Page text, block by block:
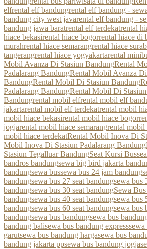
elfrental elf bandungrental elf bandung -
bandung city west javarental elf bandung -
bandung jawa baratrental elf terdekatrental
hiace bekasirental hiace bogorrental hiace di
murahrental hiace semarangrental hiace
tangerangrental hiace yogyakartarental
Mobil Avanza Di Stasiun BandungRental
Padalarang BandungRental Mobil Avanza
BandungRental Mobil Di Stasiun Bandung
Padalarang BandungRental Mobil Di
Bandungrental mobil elfrental mobil elf
jakartarental mobil elf terdekatrental mobil
mobil hiace bekasirental mobil hiace bogor
jogjarental mobil hiace semarangrental mobil
mobil hiace terdekatRental Mobil Inova Di
Mobil Inova Di Stasiun Padalarang Bandung
Stasiun Tegalluar BandungSeat Kursi Bus
bandros bandungsewa big bird jakarta
bandungsewa bussewa bus 24 jam bandung
bandungsewa bus 27 seat bandungsewa bus
bandungsewa bus 30 seat bandungSewa
bandungsewa bus 40 seat bandungsewa bus
bandungsewa bus 60 seat bandungsewa bus
bandungsewa bus bandungsewa bus
bandung balisewa bus bandung expresssewa
garutsewa bus bandung hargasewa bus
bandung jakarta ppsewa bus bandung jogja